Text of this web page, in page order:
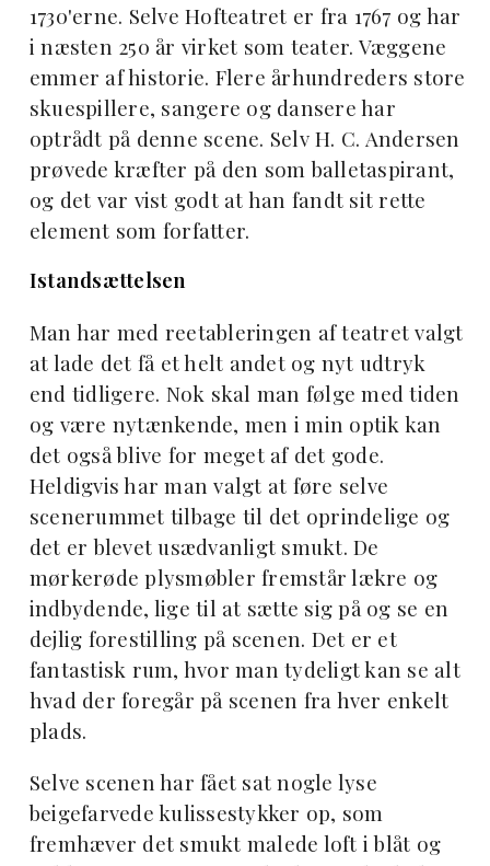
1730'erne. Selve Hofteatret er fra 1767 og har
i næsten 250 år virket som teater. Væggene
emmer af historie. Flere århundreders store
skuespillere, sangere og dansere har
optrådt på denne scene. Selv H. C. Andersen
prøvede kræfter på den som balletaspirant,
og det var vist godt at han fandt sit rette
element som forfatter.
Istandsættelsen
Man har med reetableringen af teatret valgt
at lade det få et helt andet og nyt udtryk
end tidligere. Nok skal man følge med tiden
og være nytænkende, men i min optik kan
det også blive for meget af det gode.
Heldigvis har man valgt at føre selve
scenerummet tilbage til det oprindelige og
det er blevet usædvanligt smukt. De
mørkerøde plysmøbler fremstår lækre og
indbydende, lige til at sætte sig på og se en
dejlig forestilling på scenen. Det er et
fantastisk rum, hvor man tydeligt kan se alt
hvad der foregår på scenen fra hver enkelt
plads.
Selve scenen har fået sat nogle lyse
beigefarvede kulissestykker op, som
fremhæver det smukt malede loft i blåt og